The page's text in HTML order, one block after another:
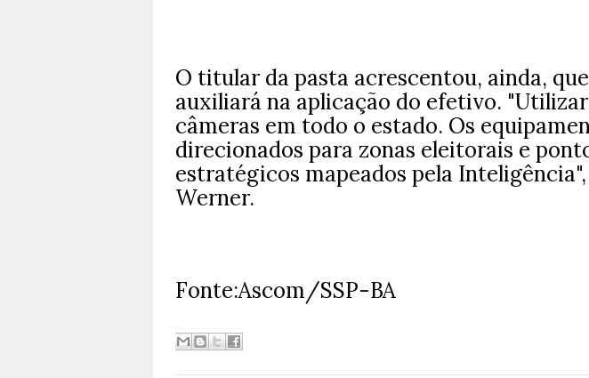
O titular da pasta acrescentou, ainda,
auxiliará na aplicação do efetivo.
câmeras em todo o estado. Os
direcionados para zonas eleitorais e
estratégicos mapeados pela
Werner.
Fonte:Ascom/SSP-BA